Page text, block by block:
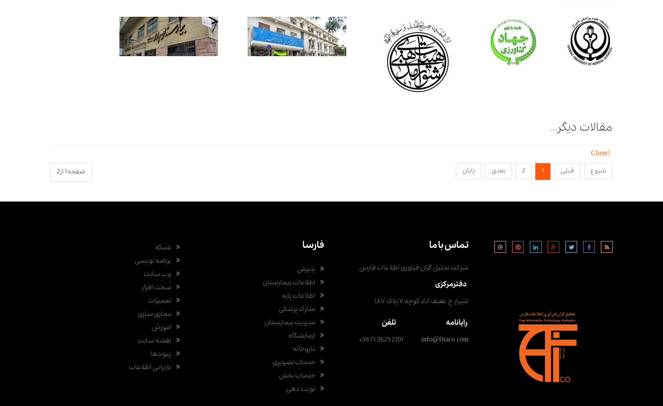
مقالات دیگر...
Client1
صفحه1 از2
شروع قبلی 1
2 بعدی پایان
تماس با ما
شرکت تحلیل گران فناوری اطلاعات فارس
دفترمرکزی
شیراز خ عفیف آباد کوچه ۷ پلاک ۱۸۷
رایانامه
info@fitaco.com
تلفن
+98 71 3629 2101
فارسا
پذیرش
اطلاعات بیمارستان
اطلاعات پایه
مدارک پزشکی
مدیریت بیمارستان
ازمایشگاه
داروخانه
خدمات تصویری
خدمات بخش
نوبت دهی
شبکه
برنامه نویسی
وب سایت
سخت افزار
تعمیرات
مجازی سازی
اموزش
نقشه سایت
پیوندها
بازیابی اطلاعات